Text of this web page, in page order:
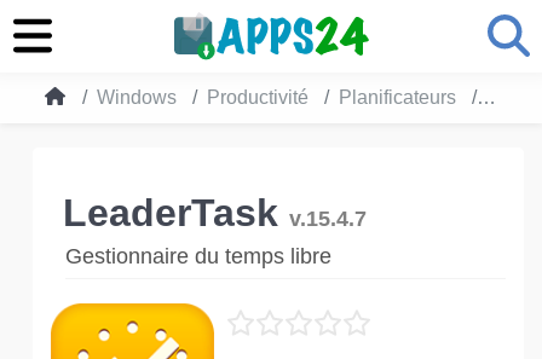
Windows Productivité Planificateurs
LeaderTask v.15.4.7
Gestionnaire du temps libre